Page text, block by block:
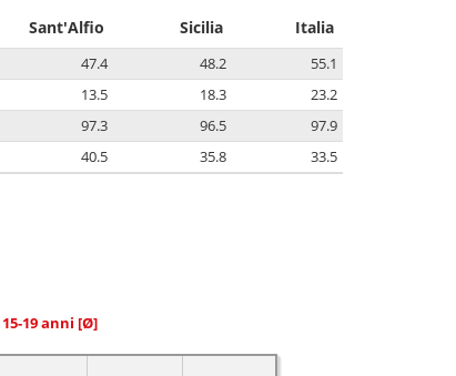
Sant'Alfio Sicilia Italia
47.4 48.2
55.1
13.5 18.3
23.2
97.3 96.5
97.9
40.5 35.8 33.5
19 anni [Ø]